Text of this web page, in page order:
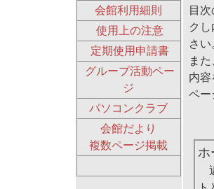
会館利用細則
使用上の注意
定期使用申請書
グループ活動ペー
ジ
パソコンクラブ
会館だより
複数ページ掲載
目
ク
さい
ま
内
ペー
ホ